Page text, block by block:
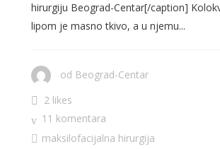
hirurgiju Beograd-Centar[/caption]
lipom je masno tkivo, a u njemu...
od Beograd-Centar
2 likes
11 komentara
maksilofacijalna hirurgija